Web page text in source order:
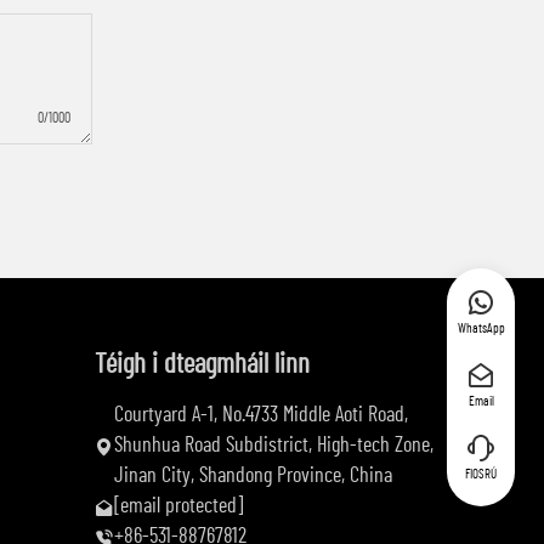
0/1000
Téigh i dteagmháil linn
Courtyard A-1, No.4733 Middle Aoti Road,
Shunhua Road Subdistrict, High-tech Zone,
Jinan City, Shandong Province, China
[email protected]
+86-531-88767812
WhatsApp
Email
FIOSRÚ